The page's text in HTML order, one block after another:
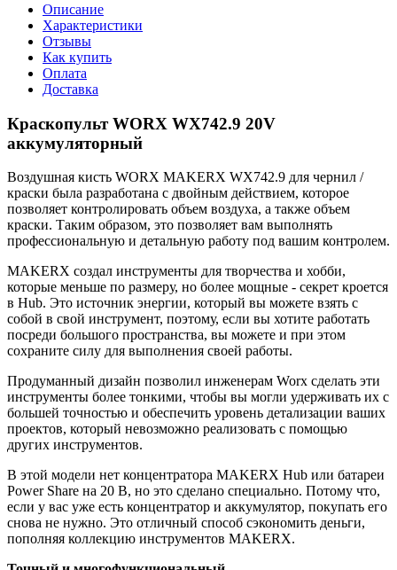
Описание
Характеристики
Отзывы
Как купить
Оплата
Доставка
Краскопульт WORX WX742.9 20V
аккумуляторный
Воздушная кисть WORX MAKERX WX742.9 для чернил /
краски была разработана с двойным действием, которое
позволяет контролировать объем воздуха, а также объем
краски. Таким образом, это позволяет вам выполнять
профессиональную и детальную работу под вашим контролем.
MAKERX создал инструменты для творчества и хобби,
которые меньше по размеру, но более мощные - секрет кроется
в Hub. Это источник энергии, который вы можете взять с
собой в свой инструмент, поэтому, если вы хотите работать
посреди большого пространства, вы можете и при этом
сохраните силу для выполнения своей работы.
Продуманный дизайн позволил инженерам Worx сделать эти
инструменты более тонкими, чтобы вы могли удерживать их с
большей точностью и обеспечить уровень детализации ваших
проектов, который невозможно реализовать с помощью
других инструментов.
В этой модели нет концентратора MAKERX Hub или батареи
Power Share на 20 В, но это сделано специально. Потому что,
если у вас уже есть концентратор и аккумулятор, покупать его
снова не нужно. Это отличный способ сэкономить деньги,
пополняя коллекцию инструментов MAKERX.